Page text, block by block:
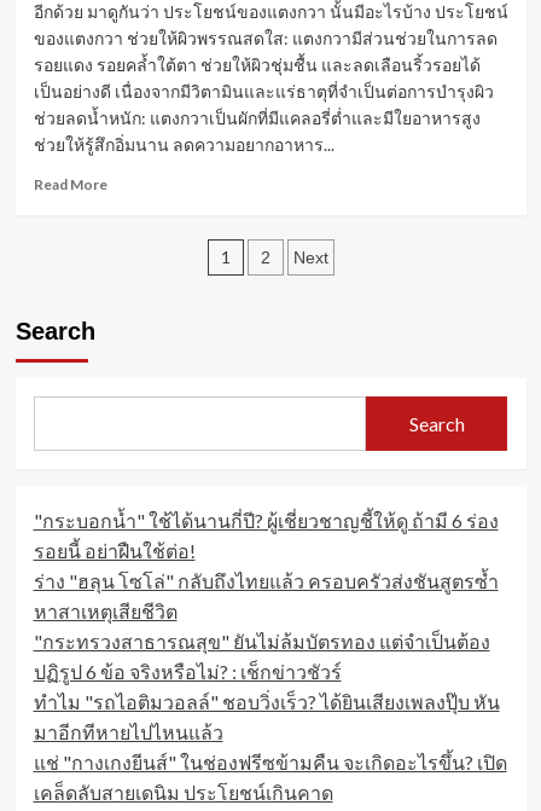
บ้าน
ที่
ต้อง
ใช้
ความ
ระมัดระวัง
อีกด้วย มาดูกันว่า ประโยชน์ของแตงกวา นั้นมีอะไรบ้าง ประโยชน์
ของแตงกวา ช่วยให้ผิวพรรณสดใส: แตงกวามีส่วนช่วยในการลด
รอยแดง รอยคล้ำใต้ตา ช่วยให้ผิวชุ่มชื้น และลดเลือนริ้วรอยได้
เป็นอย่างดี เนื่องจากมีวิตามินและแร่ธาตุที่จำเป็นต่อการบำรุงผิว
ช่วยลดน้ำหนัก: แตงกวาเป็นผักที่มีแคลอรี่ต่ำและมีใยอาหารสูง
ช่วยให้รู้สึกอิ่มนาน ลดความอยากอาหาร...
Read MoreRead
Posts
1 2 Next
Search
Search
"กระบอกน้ำ" ใช้ได้นานกี่ปี? ผู้เชี่ยวชาญชี้ให้ดู ถ้ามี 6 ร่อง
รอยนี้ อย่าฝืนใช้ต่อ!
ร่าง "ฮลุน โซโล่" กลับถึงไทยแล้ว ครอบครัวส่งชันสูตรซ้ำ
หาสาเหตุเสียชีวิต
"กระทรวงสาธารณสุข" ยันไม่ล้มบัตรทอง แต่จำเป็นต้อง
ปฏิรูป 6 ข้อ จริงหรือไม่? : เช็กข่าวชัวร์
ทำไม "รถไอติมวอลล์" ชอบวิ่งเร็ว? ได้ยินเสียงเพลงปุ๊บ หัน
มาอีกทีหายไปไหนแล้ว
แช่ "กางเกงยีนส์" ในช่องฟรีซข้ามคืน จะเกิดอะไรขึ้น? เปิด
เคล็ดลับสายเดนิม ประโยชน์เกินคาด